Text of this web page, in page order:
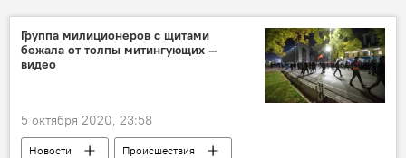
Группа милиционеров с щитами
бежала от толпы митингующих —
видео
5 октября 2020, 23:58
Новости
Происшествия